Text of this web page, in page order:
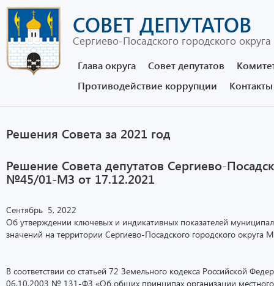
СОВЕТ ДЕПУТАТОВ
Сергиево-Посадского городского округа
Глава округа Совет депутатов
Противодействие коррупции
Контакты
Решения Совета за 2021 год
Решение Совета депутатов Сергиево-
№45/01-МЗ от 17.12.2021
Сентябрь 5, 2022
Об утверждении ключевых и индикативных показателей
значений на территории Сергиево-Посадского городского округа
В соответствии со статьей 72 Земельного кодекса Российской
06.10.2003 № 131-ФЗ «Об общих принципах организации местного